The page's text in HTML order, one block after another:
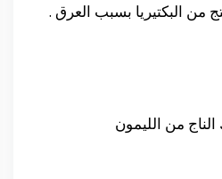
من البكتيريا بسبب العرق .
من الليمون